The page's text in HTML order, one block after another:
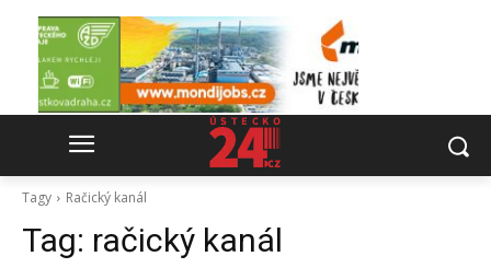
Tagy Račický kanál
Tag: račický kanál